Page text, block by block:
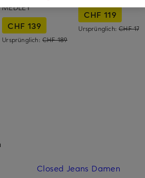
MEDLEY
CHF 139
Ursprünglich: CHF 189
CHF 119
Ursprünglich:CHF 175
Closed Jeans Damen